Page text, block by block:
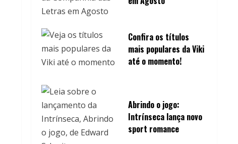
Confira os títulos
mais populares da Viki
até o momento!
Abrindo o jogo:
Intrínseca lança novo
sport romance